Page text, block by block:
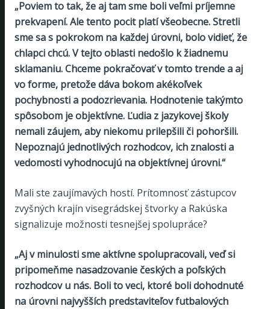
„Poviem to tak, že aj tam sme boli veľmi príjemne
prekvapení. Ale tento pocit platí všeobecne. Stretli
sme sa s pokrokom na každej úrovni, bolo vidieť, že
chlapci chcú. V tejto oblasti nedošlo k žiadnemu
sklamaniu. Chceme pokračovať v tomto trende a aj
vo forme, pretože dáva bokom akékoľvek
pochybnosti a podozrievania. Hodnotenie takýmto
spôsobom je objektívne. Ľudia z jazykovej školy
nemali záujem, aby niekomu prilepšili či pohoršili.
Nepoznajú jednotlivých rozhodcov, ich znalosti a
vedomosti vyhodnocujú na objektívnej úrovni.“
Mali ste zaujímavých hostí. Prítomnosť zástupcov
zvyšných krajín visegrádskej štvorky a Rakúska
signalizuje možnosti tesnejšej spolupráce?
„Aj v minulosti sme aktívne spolupracovali, veď si
pripomeňme nasadzovanie českých a poľských
rozhodcov u nás. Boli to veci, ktoré boli dohodnuté
na úrovni najvyšších predstaviteľov futbalových